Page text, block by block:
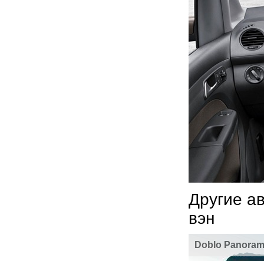
Другие
вэн
Doblo